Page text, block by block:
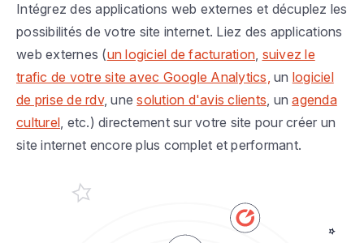
Intégrez des applications web externes et décuplez les
possibilités de votre site internet. Liez des applications
web externes (un logiciel de facturation, suivez le
trafic de votre site avec Google Analytics, un logiciel
de prise de rdv, unesolution d'avis clients, unagenda
culturel, etc.) directement sur votre site pour créer un
site internet encore plus complet et performant.